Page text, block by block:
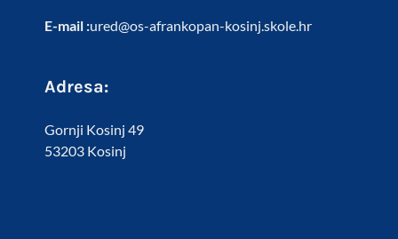
E-mail :ured@os-afrankopan-kosinj.skole.hr
Adresa:
Gornji Kosinj 49
53203 Kosinj